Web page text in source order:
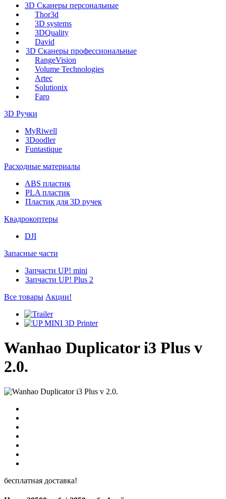
3D Сканеры персональные
Thor3d
3D systems
3DQuality
David
3D Сканеры профессиональные
RangeVision
Volume Technologies
Artec
Solutionix
Faro
3D Ручки
MyRiwell
3Doodler
Funtastique
Расходные материалы
ABS пластик
PLA пластик
Пластик для 3D ручек
Квадрокоптеры
DJI
Запасные части
Запчасти UP! mini
Запчасти UP! Plus 2
Все товары Акции!
Wanhao Duplicator i3 Plus v
2.0.
бесплатная доставка!